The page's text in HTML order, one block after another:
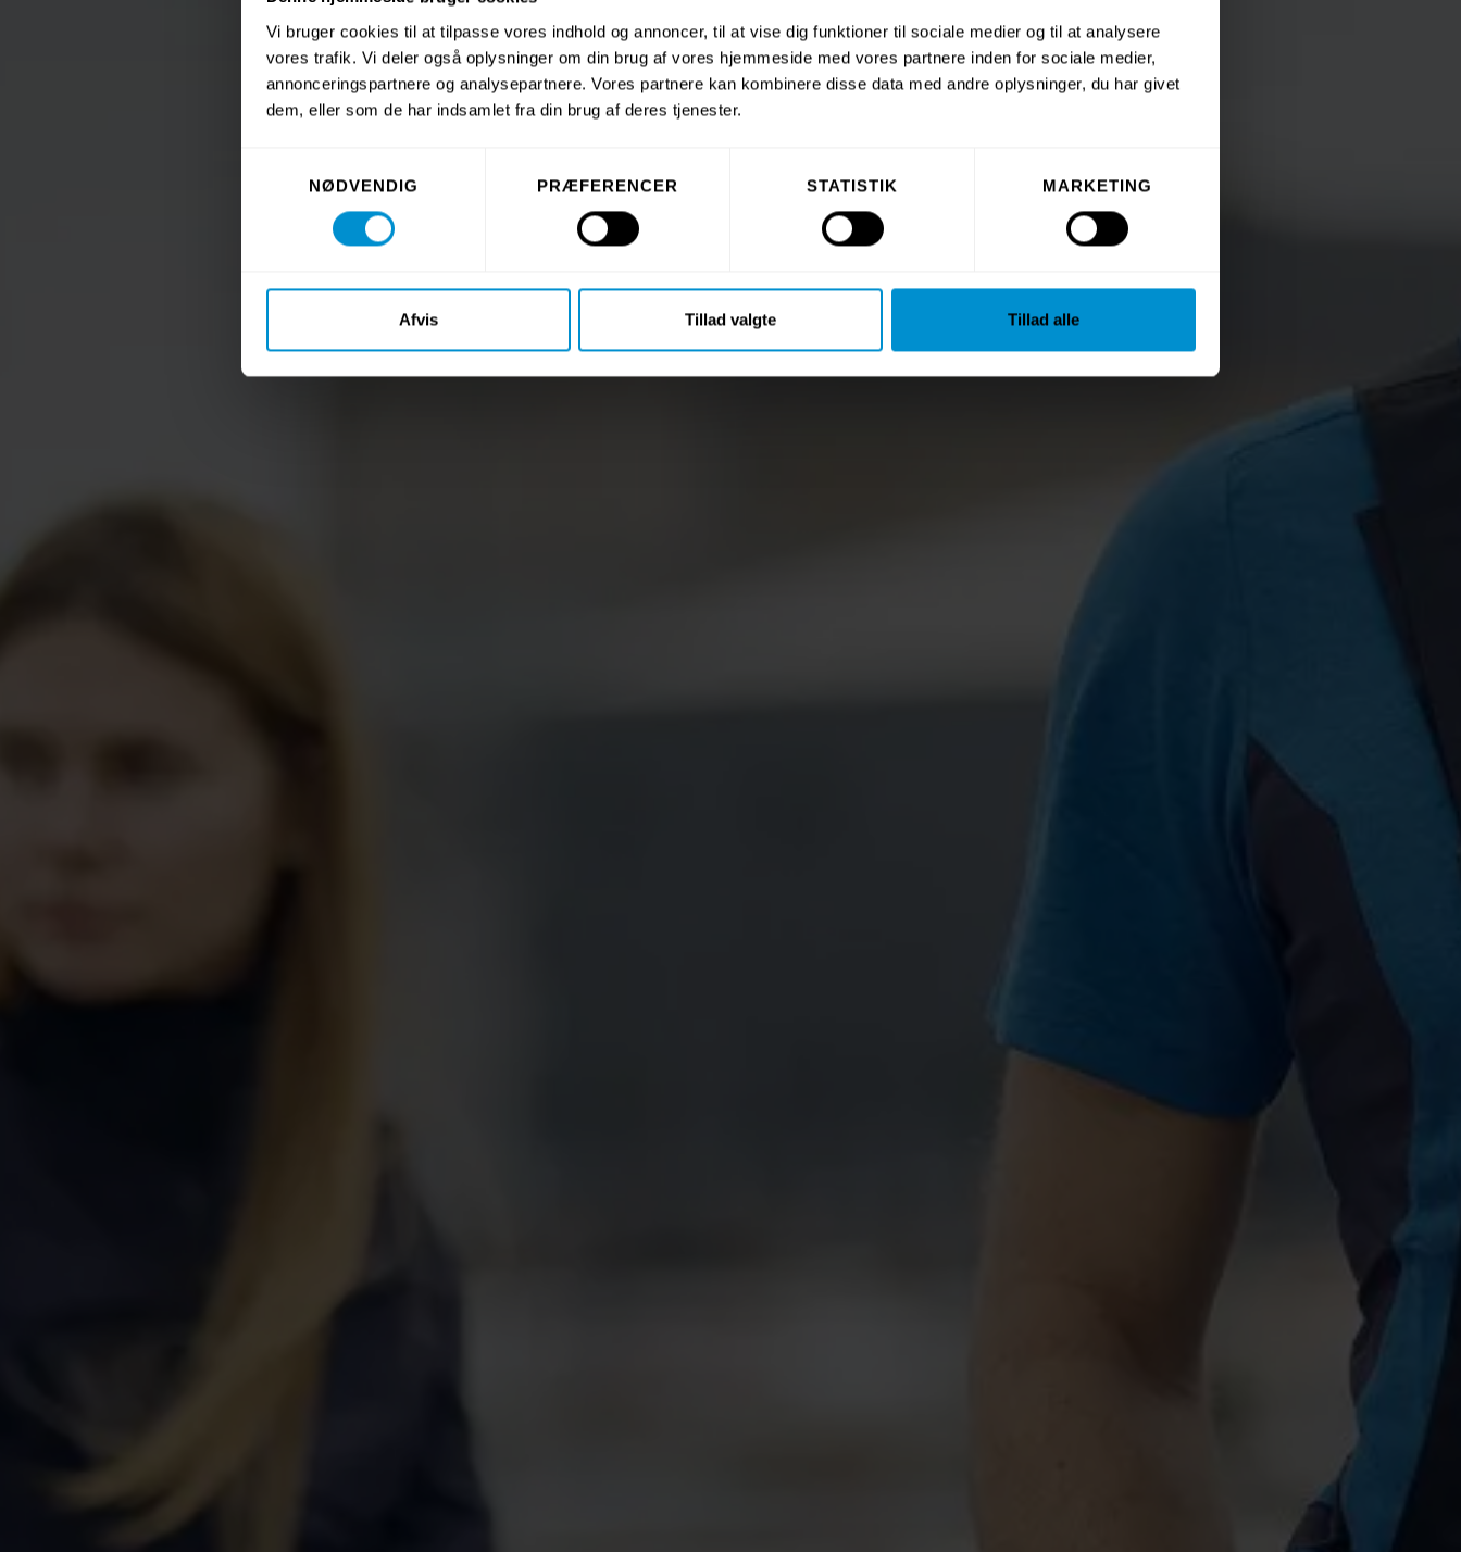
Vi bruger cookies til at tilpasse vores indhold og annoncer, til at vise dig funktioner til sociale medier og til at analysere
vores trafik. Vi deler også oplysninger om din brug af vores hjemmeside med vores partnere inden for sociale medier,
annonceringspartnere og analysepartnere. Vores partnere kan kombinere disse data med andre oplysninger, du har givet
dem, eller som de har indsamlet fra din brug af deres tjenester.
NØDVENDIG
PRÆFERENCER STATISTIK MARKETING
Afvis Tillad valgte Tillad alle